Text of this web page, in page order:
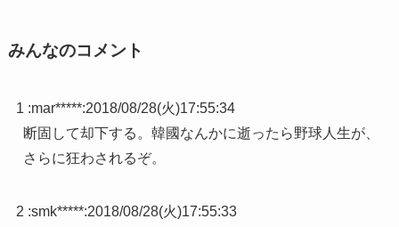
みんなのコメント
1 :mar*****:2018/08/28(火)17:55:34
断固して却下する。韓國なんかに逝ったら野球人生が、
さらに狂わされるぞ。
2 :smk*****:2018/08/28(火)17:55:33